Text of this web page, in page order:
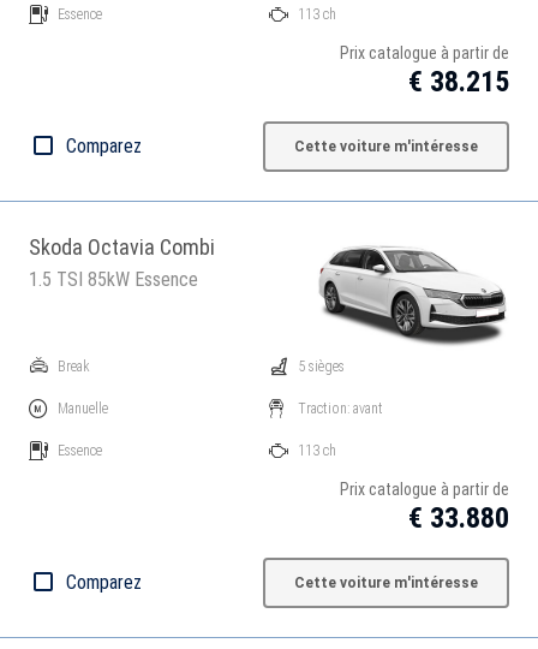
Essence 113 ch
Prix catalogue à partir de
€ 38.215
Comparez Cette voiture m'intéresse
Skoda Octavia Combi
1.5 TSI 85kW Essence
Break
Manuelle
Essence
5 sièges
Traction: avant
113 ch
Prix catalogue à partir de
€ 33.880
Comparez Cette voiture m'intéresse